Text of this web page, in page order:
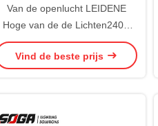
Van de openlucht LEIDENE
Hoge van de de Lichten240w
Parkeerplaats Mastvloed Lichte
leiden
Vind de beste prijs